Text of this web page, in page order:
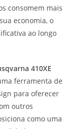
consomem mais
economia, o
ao longo
410XE
ferramenta de
para oferecer
outros
como uma